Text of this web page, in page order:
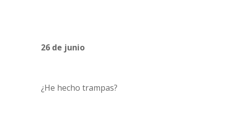
26 de junio
¿He hecho trampas?